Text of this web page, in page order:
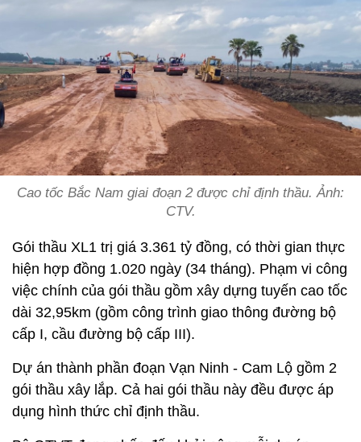
Cao tốc Bắc Nam giai đoạn 2 được chỉ định thầu. Ảnh:
CTV.
Gói thầu XL1 trị giá 3.361 tỷ đồng, có thời gian thực
hiện hợp đồng 1.020 ngày (34 tháng). Phạm vi công
việc chính của gói thầu gồm xây dựng tuyến cao tốc
dài 32,95km (gồm công trình giao thông đường bộ
cấp I, cầu đường bộ cấp III).
Dự án thành phần đoạn Vạn Ninh - Cam Lộ gồm 2
gói thầu xây lắp. Cả hai gói thầu này đều được áp
dụng hình thức chỉ định thầu.